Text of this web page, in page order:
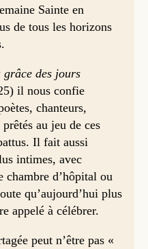
Sainte en
de tous les horizons
grâce des jours
il nous confie
chanteurs,
au jeu de ces
Il fait aussi
intimes, avec
chambre d’hôpital ou
qu’aujourd’hui plus
appelé à célébrer.
peut n’être pas «